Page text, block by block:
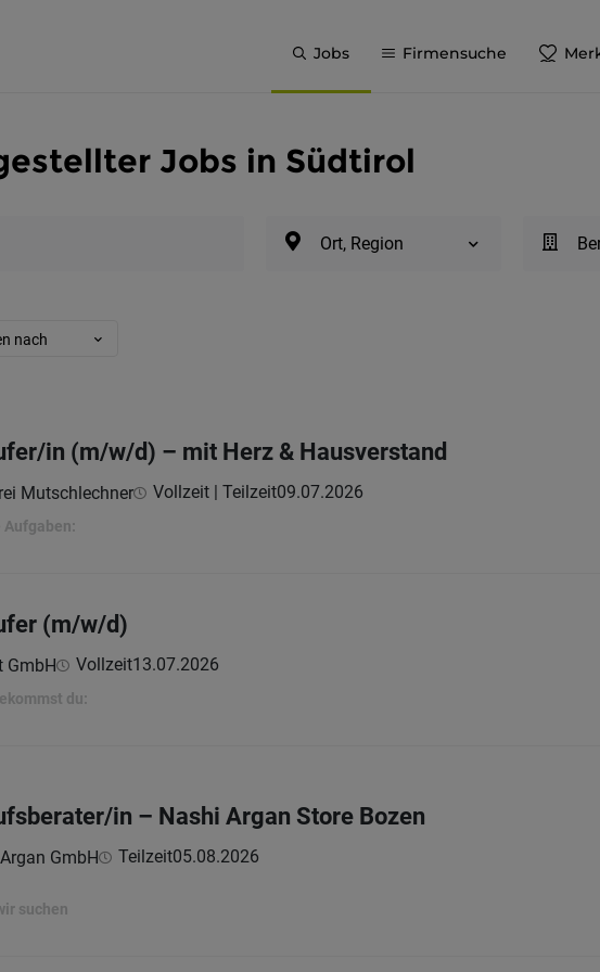
Jobs Firmensuche
Jobs in Südtirol
Ort, Region
nach
in (m/w/d) – mit Herz & Hausverstand
Mutschlechner Vollzeit | Teilzeit09.07.2026
Aufgaben:
(m/w/d)
GmbH Vollzeit13.07.2026
du:
in – Nashi Argan Store Bozen
GmbH Teilzeit05.08.2026
suchen